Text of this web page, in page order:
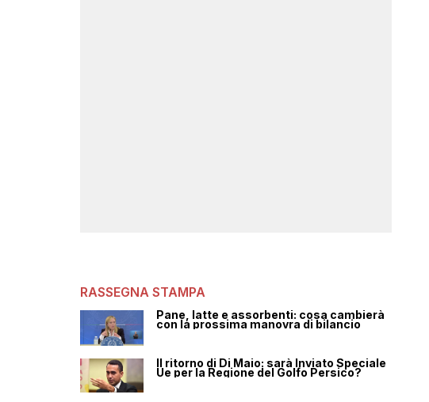
RASSEGNA STAMPA
Pane, latte e assorbenti: cosa cambierà
con la prossima manovra di bilancio
Il ritorno di Di Maio: sarà Inviato Speciale
Ue per la Regione del Golfo Persico?